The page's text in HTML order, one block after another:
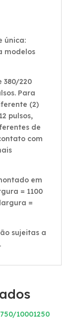
única:
modelos
380/220
Para
(2)
pulsos,
de
com
em
= 1100
=
sujeitas a